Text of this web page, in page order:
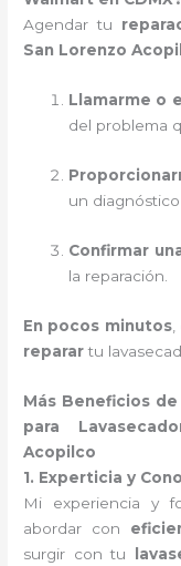
Agendar tu
San Lorenzo
Llamarme o
del problema
un diagnóstico
Confirmar
la reparación.
En pocos minutos,
reparartu
Más Beneficios
para
Acopilco
1. Experticia y
Mi experiencia y
abordar con
surgir con tu